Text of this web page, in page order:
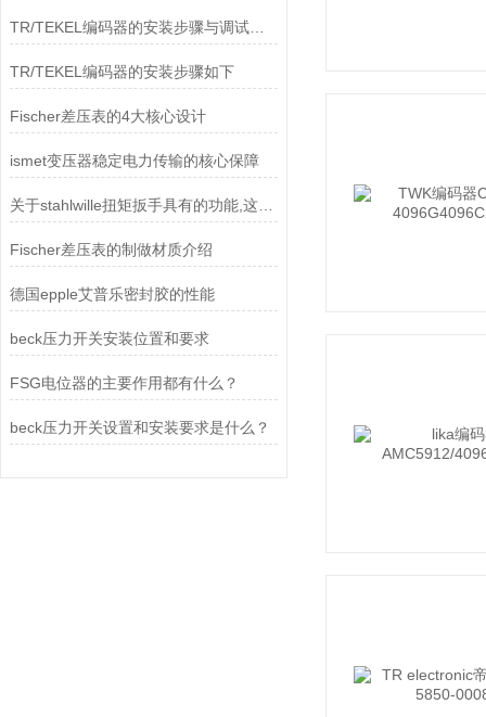
TR/TEKEL编码器的安装步骤与调试步骤
TR/TEKEL编码器的安装步骤如下
Fischer差压表的4大核心设计
ismet变压器稳定电力传输的核心保障
关于stahlwille扭矩扳手具有的功能,这里你就能看到
Fischer差压表的制做材质介绍
德国epple艾普乐密封胶的性能
beck压力开关安装位置和要求
FSG电位器的主要作用都有什么？
beck压力开关设置和安装要求是什么？